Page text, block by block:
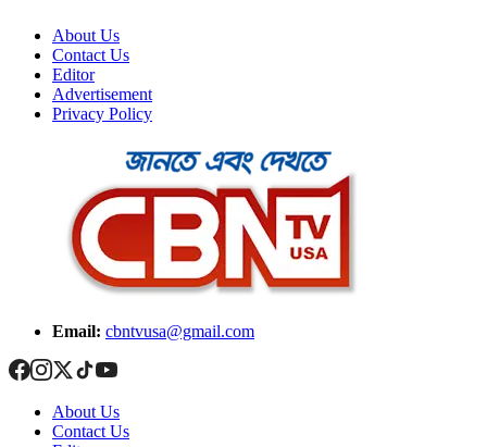
About Us
Contact Us
Editor
Advertisement
Privacy Policy
Email: cbntvusa@gmail.com
About Us
Contact Us